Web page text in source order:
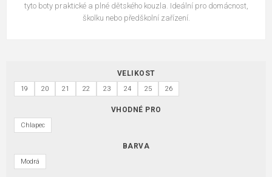
tyto boty praktické a plné dětského kouzla. Ideální pro domácnost,
školku nebo předškolní zařízení.
VELIKOST
19 20 21 22 23 24 25 26
VHODNÉ PRO
Chlapec
BARVA
Modrá